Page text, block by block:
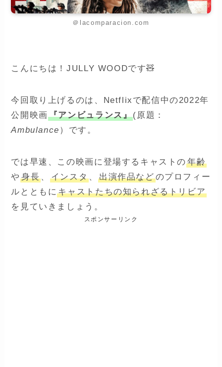
＠lacomparacion.com
こんにちは！JULLY WOODです🧸
今回取り上げるのは、Netflixで配信中の2022年
公開映画 『アンビュランス』(原題：
Ambulance ）です。
では早速、この映画に登場するキャストの年齢
や身長、 インスタ、 出演作品などのプロフィー
ルとともにキャストたちの知られざるトリビア
を見ていきましょう。
スポンサーリンク